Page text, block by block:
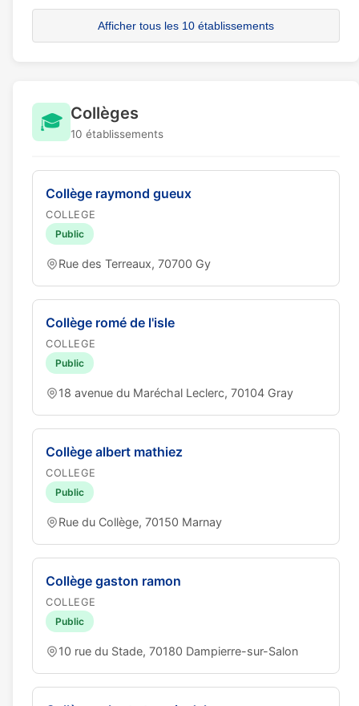
Afficher tous les 10 établissements
🎓 Collèges
10 établissements
Collège raymond gueux
COLLEGE
Public
Rue des Terreaux, 70700 Gy
Collège romé de l'isle
COLLEGE
Public
18 avenue du Maréchal Leclerc, 70104 Gray
Collège albert mathiez
COLLEGE
Public
Rue du Collège, 70150 Marnay
Collège gaston ramon
COLLEGE
Public
10 rue du Stade, 70180 Dampierre-sur-Salon